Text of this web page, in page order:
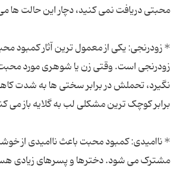
* زودرنجی: یکی از معمول ترین آثار کمبود
زودرنجی است. وقتی زن یا شوهری مورد
نگیرد، تحملش در برابر سختی ها به شدت
* ناامیدی: کمبود محبت باعث ناامیدی از
مشترک می شود. دخترها و پسرهای زیادی